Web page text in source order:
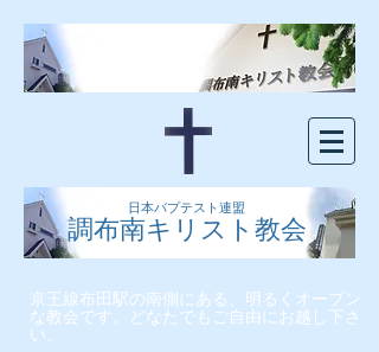
日本バプテスト連盟
調布南キリスト教会
京王線布田駅の南側にある、明るくオープン
な教会です。どなたでもご自由にお越し下さ
い。